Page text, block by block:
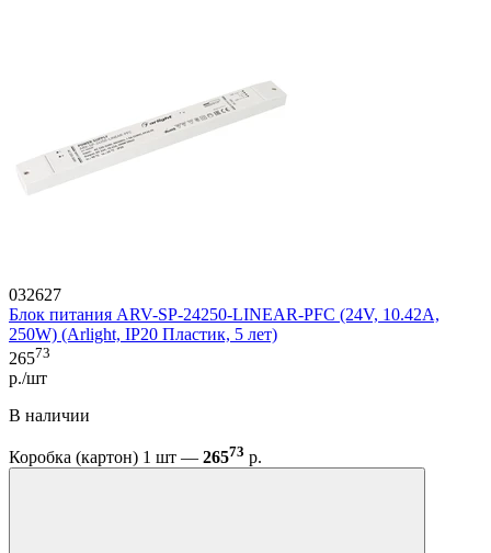
032627
Блок питания ARV-SP-24250-LINEAR-PFC (24V, 10.42A,
250W) (Arlight, IP20 Пластик, 5 лет)
26573
р./шт
В наличии
Коробка (картон) 1 шт — 26573 р.